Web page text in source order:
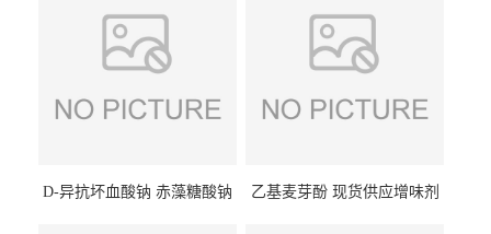
D-异抗坏血酸钠 赤藻糖酸钠
乙基麦芽酚 现货供应增味剂